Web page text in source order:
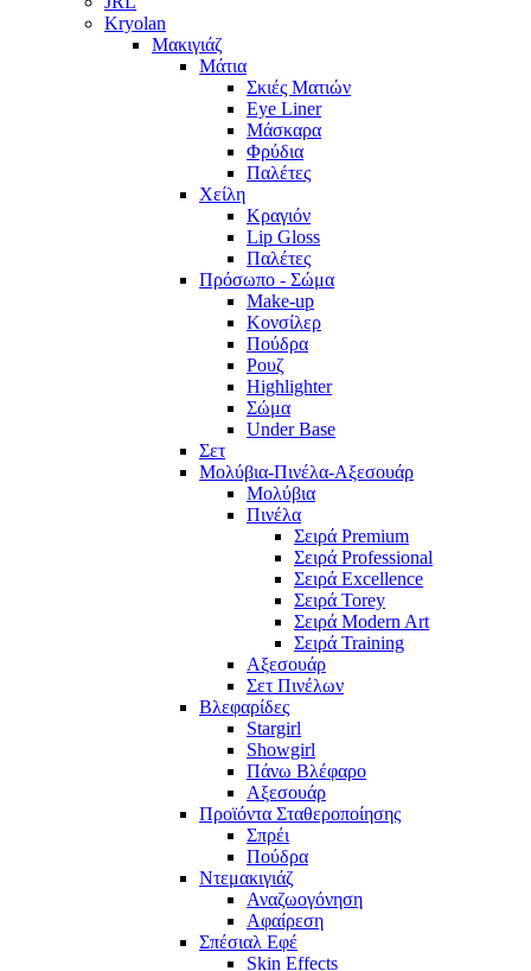
Kryolan
Μακιγιάζ
Μάτια
Σκιές Ματιών
Eye Liner
Μάσκαρα
Φρύδια
Παλέτες
Χείλη
Κραγιόν
Lip Gloss
Παλέτες
Πρόσωπο - Σώμα
Make-up
Κονσίλερ
Πούδρα
Ρουζ
Highlighter
Σώμα
Under Base
Σετ
Μολύβια-Πινέλα-Αξεσουάρ
Μολύβια
Πινέλα
Σειρά Premium
Σειρά Professional
Σειρά Excellence
Σειρά Torey
Σειρά Modern Art
Σειρά Training
Αξεσουάρ
Σετ Πινέλων
Βλεφαρίδες
Stargirl
Showgirl
Πάνω Βλέφαρο
Αξεσουάρ
Προϊόντα Σταθεροποίησης
Σπρέι
Πούδρα
Ντεμακιγιάζ
Αναζωογόνηση
Αφαίρεση
Σπέσιαλ Εφέ
Skin Effects